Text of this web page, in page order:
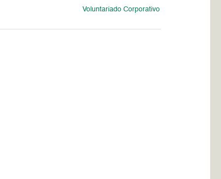
Voluntariado Corporativo